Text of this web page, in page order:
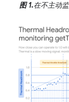
图 1.在不主动